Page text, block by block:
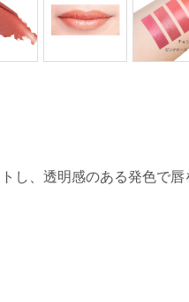
し、透明感のある発色で唇